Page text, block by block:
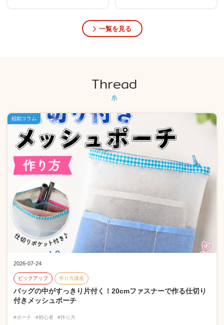
一覧を見る
Thread
糸
2026-07-24
ピックアップ 作り方講座
バッグの中がすっきり片付く！20cmファスナーで作る仕切り
付きメッシュポーチ
#ポーチ #初心者 #作り方
紐釦コラム